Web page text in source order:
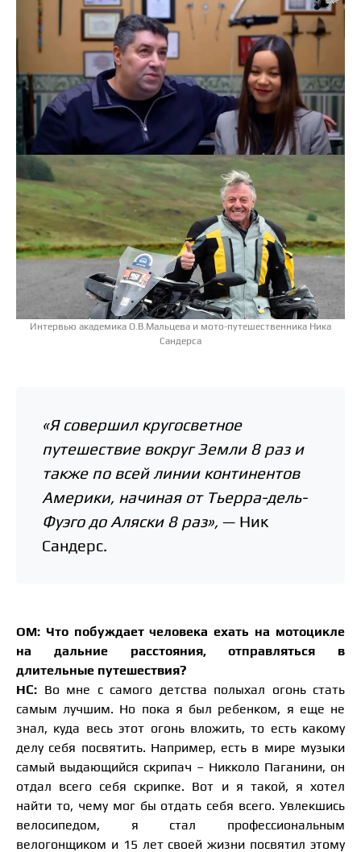
Интервью академика О.В.Мальцева и мото-путешественника Ника
Сандерса
«Я совершил кругосветное
путешествие вокруг Земли 8 раз и
также по всей линии континентов
Америки, начиная от Тьерра-дель-
Фуэго до Аляски 8 раз», — Ник
Сандерс.
ОМ: Что побуждает человека ехать на мотоцикле
на дальние расстояния, отправляться в
длительные путешествия?
НС: Во мне с самого детства полыхал огонь стать
самым лучшим. Но пока я был ребенком, я еще не
знал, куда весь этот огонь вложить, то есть какому
делу себя посвятить. Например, есть в мире музыки
самый выдающийся скрипач – Никколо Паганини, он
отдал всего себя скрипке. Вот и я такой, я хотел
найти то, чему мог бы отдать себя всего. Увлекшись
велосипедом, я стал профессиональным
велогонщиком и 15 лет своей жизни посвятил этому